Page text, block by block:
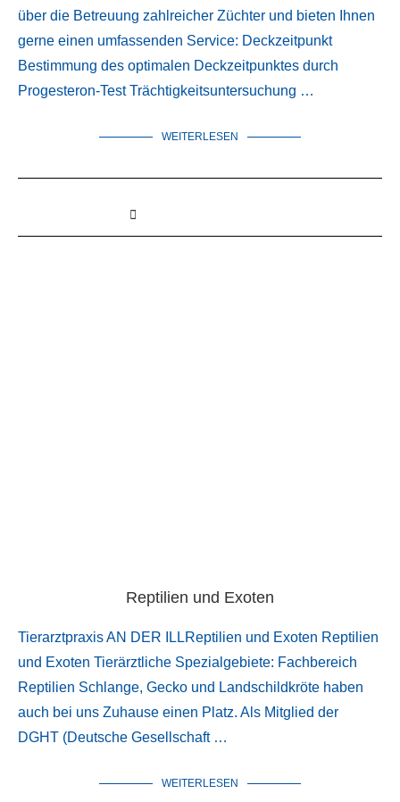
über die Betreuung zahlreicher Züchter und bieten Ihnen
gerne einen umfassenden Service: Deckzeitpunkt
Bestimmung des optimalen Deckzeitpunktes durch
Progesteron-Test Trächtigkeitsuntersuchung …
WEITERLESEN
Reptilien und Exoten
Tierarztpraxis AN DER ILLReptilien und Exoten Reptilien
und Exoten Tierärztliche Spezialgebiete: Fachbereich
Reptilien Schlange, Gecko und Landschildkröte haben
auch bei uns Zuhause einen Platz. Als Mitglied der
DGHT (Deutsche Gesellschaft …
WEITERLESEN